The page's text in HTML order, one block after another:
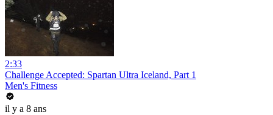
2:33
Challenge Accepted: Spartan Ultra Iceland, Part 1
Men's Fitness
il y a 8 ans